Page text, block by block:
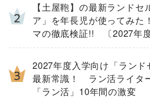
【土屋鞄】の最新ランドセ
ア」を年長児が使ってみ
マの徹底検証!! 〔2027年
ル〕
2027年度入学向け「ランド
最新常識！ ラン活ライタ
「ラン活」10年間の激変